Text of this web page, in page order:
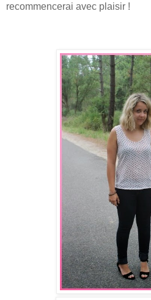
recommencerai avec plaisir !